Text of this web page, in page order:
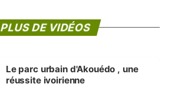
PLUS DE VIDÉOS
Le parc urbain d'Akouédo , une
réussite ivoirienne